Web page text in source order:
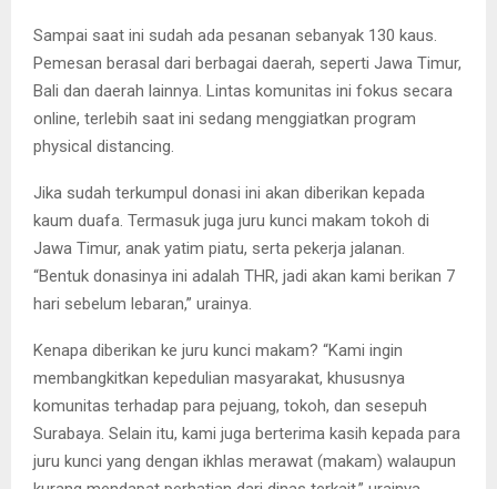
Sampai saat ini sudah ada pesanan sebanyak 130 kaus.
Pemesan berasal dari berbagai daerah, seperti Jawa Timur,
Bali dan daerah lainnya. Lintas komunitas ini fokus secara
online, terlebih saat ini sedang menggiatkan program
physical distancing.
Jika sudah terkumpul donasi ini akan diberikan kepada
kaum duafa. Termasuk juga juru kunci makam tokoh di
Jawa Timur, anak yatim piatu, serta pekerja jalanan.
“Bentuk donasinya ini adalah THR, jadi akan kami berikan 7
hari sebelum lebaran,” urainya.
Kenapa diberikan ke juru kunci makam? “Kami ingin
membangkitkan kepedulian masyarakat, khususnya
komunitas terhadap para pejuang, tokoh, dan sesepuh
Surabaya. Selain itu, kami juga berterima kasih kepada para
juru kunci yang dengan ikhlas merawat (makam) walaupun